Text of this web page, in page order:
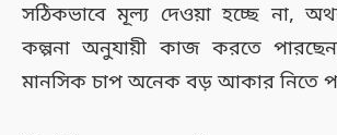
সঠিকভাবে মূল্য দেওয়া হচ্ছে না,
কল্পনা অনুযায়ী কাজ করতে
মানসিক চাপ অনেক বড় আকার নিতে